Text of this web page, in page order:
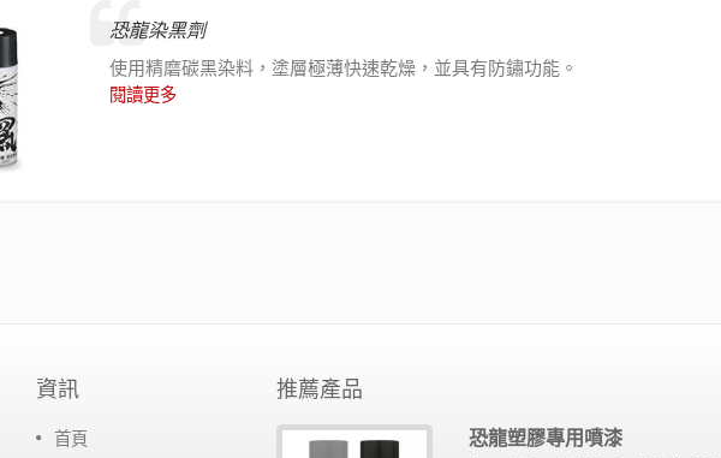
恐龍染黑劑
使用精磨碳黑染料，塗層極薄快速乾燥，並具有防鏽功能。
閱讀更多
資訊
首頁
推薦產品
恐龍超潤滑矽油 恐龍塑膠專用噴漆